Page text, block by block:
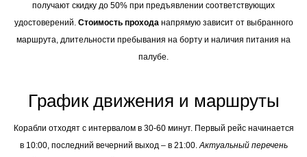
получают скидку до 50% при предъявлении соответствующих
удостоверений. Стоимость проходанапрямую зависит от выбранного
маршрута, длительности пребывания на борту и наличия питания на
палубе.
График движения и маршруты
Корабли отходят с интервалом в 30-60 минут. Первый рейс начинается
в 10:00, последний вечерний выход – в 21:00.Актуальный перечень